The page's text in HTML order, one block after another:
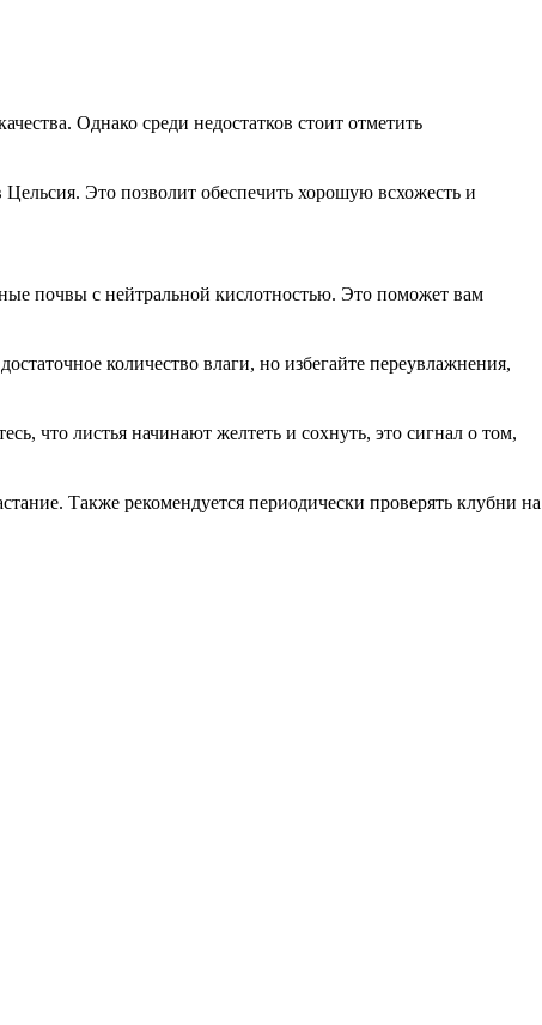
Однако среди недостатков стоит отметить
Это позволит обеспечить хорошую всхожесть и
почвы с нейтральной кислотностью. Это поможет вам
количество влаги, но избегайте переувлажнения,
что листья начинают желтеть и сохнуть, это сигнал о том,
Также рекомендуется периодически проверять клубни на